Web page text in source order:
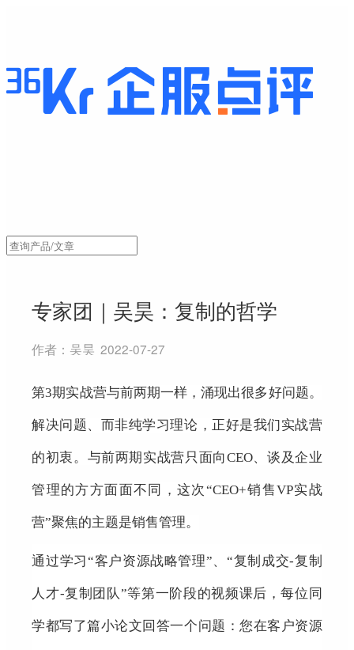
专家团｜吴昊：复制的哲学
作者： 吴昊 2022-07-27
第3期实战营与前两期一样，涌现出很多好问题。
解决问题、而非纯学习理论，正好是我们实战营
的初衷。与前两期实战营只面向CEO、谈及企业
管理的方方面面不同，这次“CEO+销售VP实战
营”聚焦的主题是销售管理。
通过学习“客户资源战略管理”、“复制成交-复制
人才-复制团队”等第一阶段的视频课后，每位同
学都写了篇小论文回答一个问题：您在客户资源